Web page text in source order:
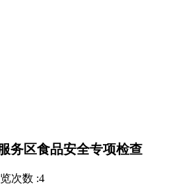
务区食品安全专项检查
次数 :4